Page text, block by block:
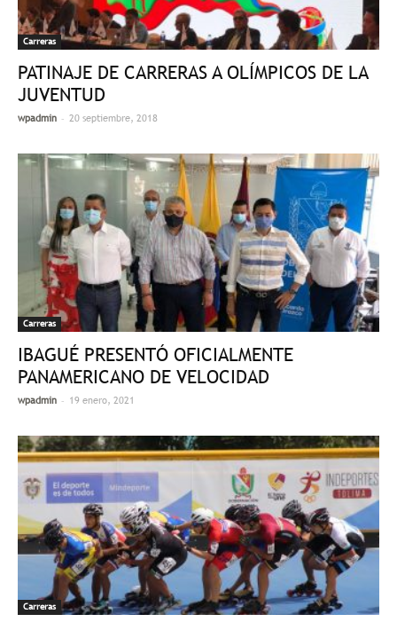
Carreras
PATINAJE DE CARRERAS A OLÍMPICOS DE LA
JUVENTUD
wpadmin - 20 septiembre, 2018
Carreras
IBAGUÉ PRESENTÓ OFICIALMENTE
PANAMERICANO DE VELOCIDAD
wpadmin - 19 enero, 2021
Carreras